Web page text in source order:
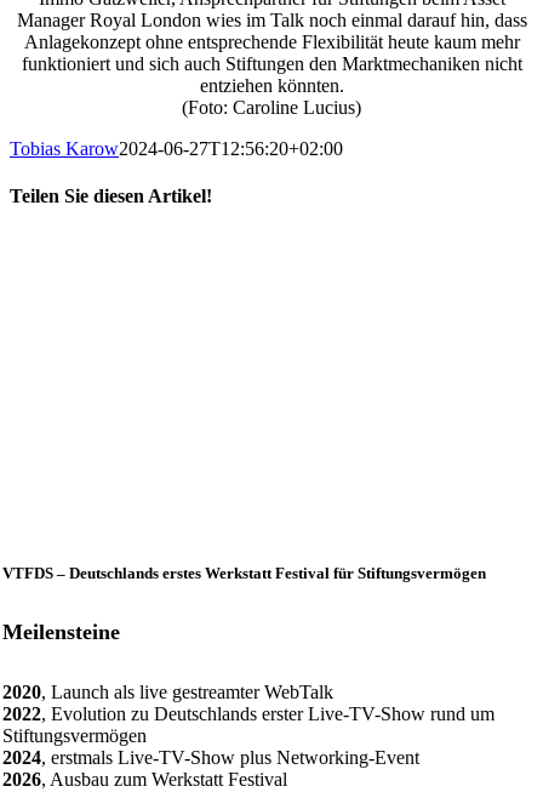
Manager Royal London wies im Talk noch einmal darauf hin, dass
Anlagekonzept ohne entsprechende Flexibilität heute kaum mehr
funktioniert und sich auch Stiftungen den Marktmechaniken nicht
entziehen könnten.
(Foto: Caroline Lucius)
Tobias Karow2024-06-27T12:56:20+02:00
Teilen Sie diesen Artikel!
VTFDS – Deutschlands erstes Werkstatt Festival für Stiftungsvermögen
Meilensteine
2020, Launch als live gestreamter WebTalk
2022, Evolution zu Deutschlands erster Live-TV-Show rund um
Stiftungsvermögen
2024, erstmals Live-TV-Show plus Networking-Event
2026, Ausbau zum Werkstatt Festival